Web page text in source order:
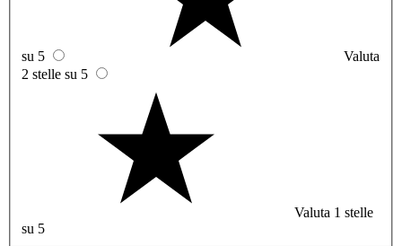
su 5
Valuta
2 stelle su 5
Valuta 1 stelle
su 5